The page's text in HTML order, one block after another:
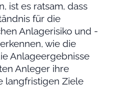
ist es ratsam, dass
für die
Anlagerisiko und -
wie die
Anlageergebnisse
Anleger ihre
langfristigen Ziele